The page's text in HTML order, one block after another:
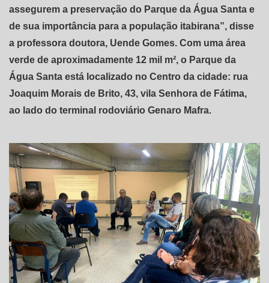
assegurem a preservação do Parque da Água Santa e
de sua importância para a população itabirana”, disse
a professora doutora, Uende Gomes. Com uma área
verde de aproximadamente 12 mil m², o Parque da
Água Santa está localizado no Centro da cidade: rua
Joaquim Morais de Brito, 43, vila Senhora de Fátima,
ao lado do terminal rodoviário Genaro Mafra.